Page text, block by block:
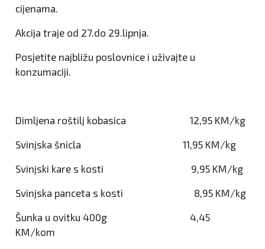
cijenama.
Akcija traje od 27.do 29.lipnja.
Posjetite najbližu poslovnice i uživajte u
konzumaciji.
Dimljena roštilj kobasica 12,95 KM/kg
Svinjska šnicla 11,95 KM/kg
Svinjski kare s kosti 9,95 KM/kg
Svinjska panceta s kosti 8,95 KM/kg
Šunka u ovitku 400g 4,45
KM/kom